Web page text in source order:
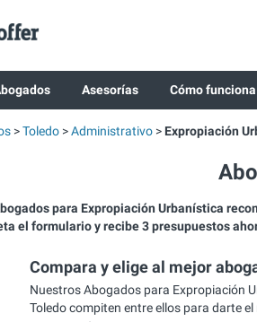
Asesorías Cómo funciona
Toledo Administrativo Expropiación
para Expropiación Urbanística
el formulario y recibe 3 presupuestos
Compara y elige al mejor
Nuestros Abogados para Expropiación
Toledo compiten entre ellos para darte el